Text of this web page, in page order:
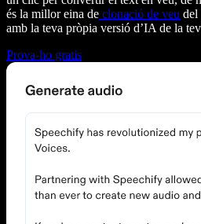
és la millor eina de clonació de veu del
amb la teva pròpia versió d’IA de la
Prova-ho gratis